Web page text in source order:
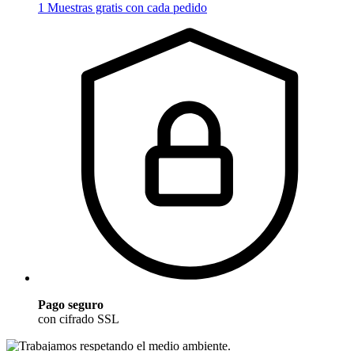
1 Muestras gratis con cada pedido
Pago seguro
con cifrado SSL